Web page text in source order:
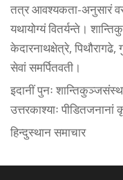
तत्र आवश्यकता-अनुसारं
यथायोग्यं वितर्यन्ते।
केदारनाथक्षेत्रे,
सेवां समर्पितवती।
इदानीं पुनः
उत्तरकाश्याः पीडितजनानां
हिन्दुस्थान समाचार